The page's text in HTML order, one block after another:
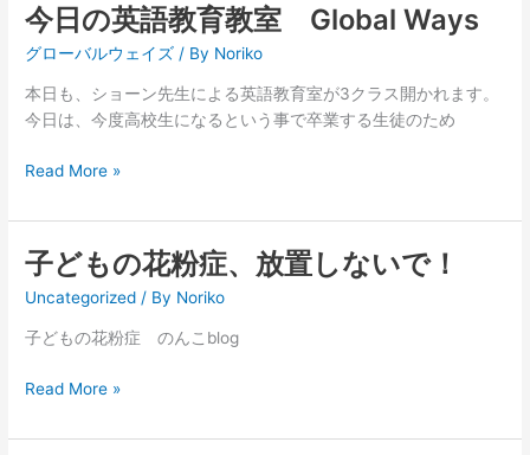
に・・・
ナ
チ
ラ
ル
ス
今日の英語教育教室 Global Ways
グローバルウェイズ / By Noriko
本日も、ショーン先生による英語教育室が3クラス開かれます。
今日は、今度高校生になるという事で卒業する生徒のため
今
日
の
英
語
育
室
Global
Ways
Read More »
子どもの花粉症、放置しないで！
Uncategorized / By Noriko
子どもの花粉症 のんこblog
子
も
の
粉
放
Read More »